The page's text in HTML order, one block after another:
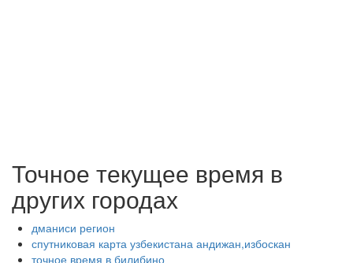
Точное текущее время в
других городах
дманиси регион
спутниковая карта узбекистана андижан,избоскан
точное время в билибино